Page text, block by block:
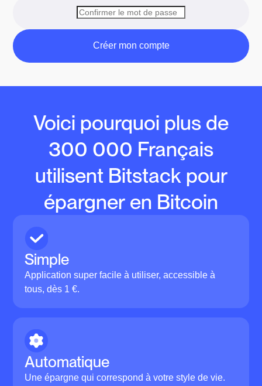
Créer mon compte
Voici pourquoi plus de
300 000 Français
utilisent Bitstack pour
épargner en Bitcoin
Simple
Application super facile à utiliser, accessible à
tous, dès 1 €.
Automatique
Une épargne qui correspond à votre style de vie.